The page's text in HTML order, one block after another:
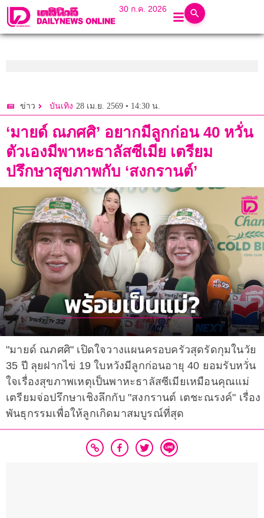
30 ก.ค. 2026
ข่าว บันเทิง 28 เม.ย. 2569 • 14:30 น.
‘มายด์ ณภศศิ’ อยากมีลูกก่อน 40 หวั่น
ตัวเองมีพาหะธาลัสซีเมีย เตรียม
ปรึกษาสุขภาพกับ ‘สงกรานต์’
"มายด์ ณภศศิ" เปิดใจวางแผนครอบครัวสุดรัดกุมในวัย
35 ปี ลุยฝากไข่ 19 ใบหวังมีลูกก่อนอายุ 40 ยอมรับหวั่น
ใจเรื่องสุขภาพเหตุเป็นพาหะธาลัสซีเมียเหมือนคุณแม่
เตรียมจ่อปรึกษาเชิงลึกกับ "สงกรานต์ เตชะณรงค์" เรื่อง
พันธุกรรมเพื่อให้ลูกเกิดมาสมบูรณ์ที่สุด